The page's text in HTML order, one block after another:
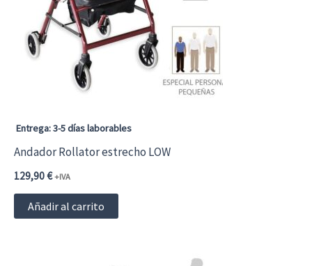
se
pueden
elegir
de
Entrega: 3-5 días laborables
Andador Rollator estrecho LOW
129,90€ +IVA
Añadir al carrito